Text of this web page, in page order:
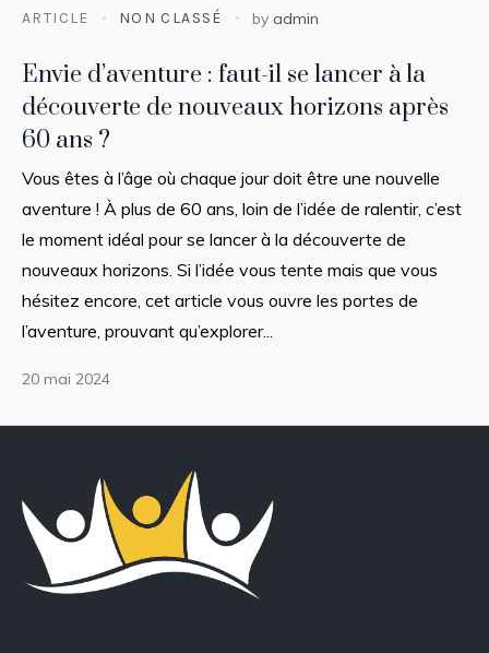
ARTICLE NON CLASSÉ by admin
Envie d’aventure : faut-il se lancer à la
découverte de nouveaux horizons après
60 ans ?
Vous êtes à l’âge où chaque jour doit être une nouvelle
aventure ! À plus de 60 ans, loin de l’idée de ralentir, c’est
le moment idéal pour se lancer à la découverte de
nouveaux horizons. Si l’idée vous tente mais que vous
hésitez encore, cet article vous ouvre les portes de
l’aventure, prouvant qu’explorer...
20 mai 2024